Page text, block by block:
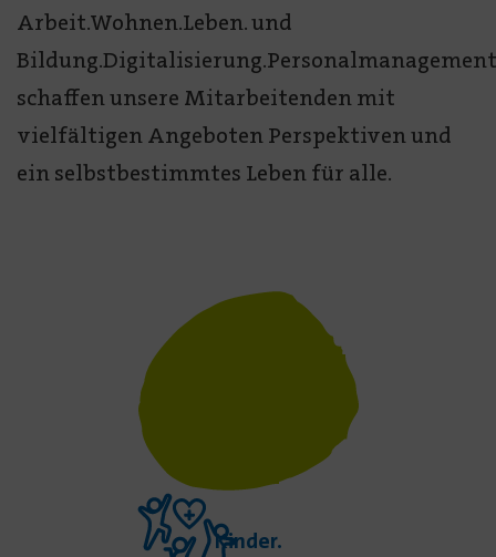
Arbeit.Wohnen.Leben. und
schaffen unsere Mitarbeitenden mit
vielfältigen Angeboten Perspektiven und
ein selbstbestimmtes Leben für alle.
Kinder.